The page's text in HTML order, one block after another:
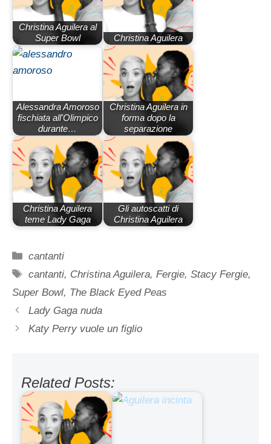
Christina Aguilera al
Super Bowl
Christina Aguilera
Alessandra Amoroso
fischiata all'Olimpico
durante…
Christina Aguilera in
forma dopo la
separazione
Christina Aguilera
teme Lady Gaga
Gli autoscatti di
Christina Aguilera
Categorie
cantanti
Tag
cantanti, Christina Aguilera,Fergie,Stacy Fergie,
Super Bowl, The Black Eyed Peas
Lady Gaga nuda
Katy Perry vuole un figlio
Related Posts: